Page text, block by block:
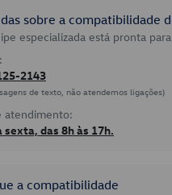
sobre a compatibilidade
especializada está pronta
2143
de texto, não atendemos ligações)
atendimento:
sexta, das 8h às 17h.
a compatibilidade